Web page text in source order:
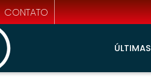
CONTATO
ÚLTIMAS